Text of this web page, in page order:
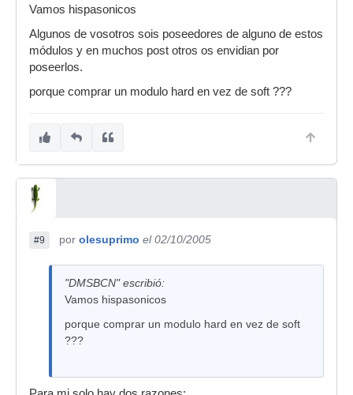
Vamos hispasonicos
Algunos de vosotros sois poseedores de alguno de estos
módulos y en muchos post otros os envidian por
poseerlos.
porque comprar un modulo hard en vez de soft ???
#9 por olesuprimo el 02/10/2005
"DMSBCN" escribió:
Vamos hispasonicos
porque comprar un modulo hard en vez de soft
???